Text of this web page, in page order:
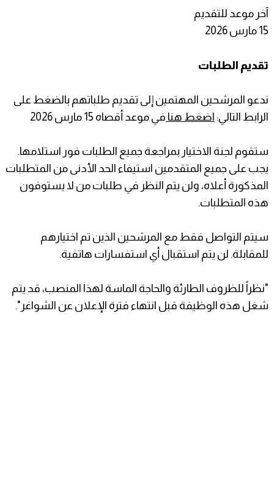
آخر موعد للتقديم
15 مارس 2026
تقديم الطلبات
ندعو المرشحين المهتمين إلى تقديم طلباتهم بالضغط على
الرابط التالي: اضغط هنا في موعد أقصاه 15 مارس 2026
ستقوم لجنة الاختيار بمراجعة جميع الطلبات فور استلامها.
يجب على جميع المتقدمين استيفاء الحد الأدنى من المتطلبات
المذكورة أعلاه، ولن يتم النظر في طلبات من لا يستوفون
هذه المتطلبات.
سيتم التواصل فقط مع المرشحين الذين تم اختيارهم
للمقابلة. لن يتم استقبال أي استفسارات هاتفية.
"نظراً للظروف الطارئة والحاجة الماسة لهذا المنصب، قد يتم
شغل هذه الوظيفة قبل انتهاء فترة الإعلان عن الشواغر".